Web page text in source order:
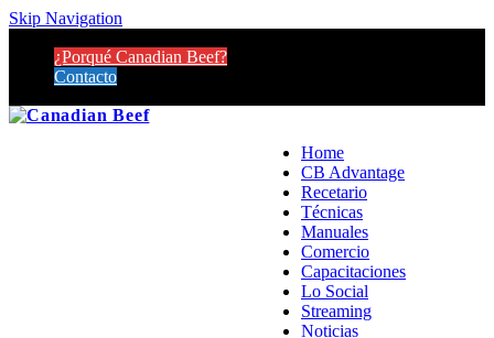
Skip Navigation
¿Porqué Canadian Beef?
Contacto
Home
CB Advantage
Recetario
Técnicas
Manuales
Comercio
Capacitaciones
Lo Social
Streaming
Noticias